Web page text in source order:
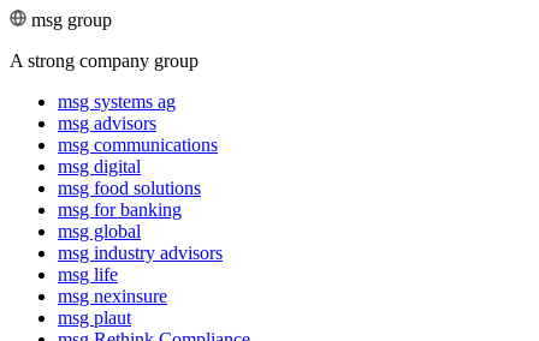
msg group
A strong company group
msg systems ag
msg advisors
msg commu­ni­ca­tions
msg digital
msg food solutions
msg for banking
msg global
msg industry advisors
msg life
msg nexinsure
msg plaut